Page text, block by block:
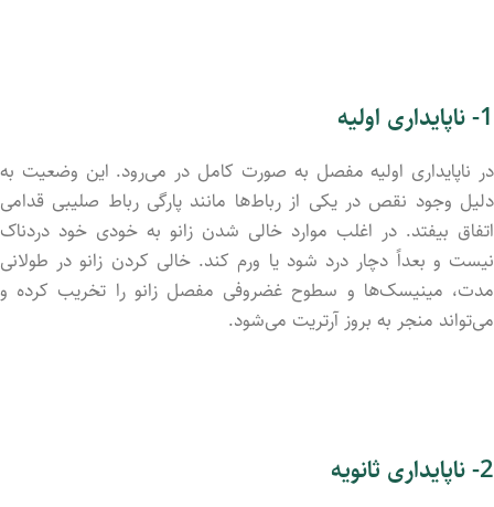
1- ناپایداری اولیه
در ناپایداری اولیه مفصل به صورت کامل در می‌رود. این وضعیت به
دلیل وجود نقص در یکی از رباط‌ها مانند پارگی رباط صلیبی قدامی
اتفاق بیفتد. در اغلب موارد خالی شدن زانو به خودی خود دردناک
نیست و بعداً دچار درد شود یا ورم کند. خالی کردن زانو در طولانی
مدت، مینیسک‌ها و سطوح غضروفی مفصل زانو را تخریب کرده و
می‌تواند منجر به بروز آرتریت می‌شود.
2- ناپایداری ثانویه